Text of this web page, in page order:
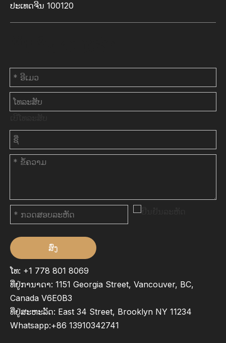
ປະ​ເທດ​ຈີນ 100120
ສົ່ງ
ໂທ: +1 778 801 8069
ທີ່ຢູ່ການາດາ: 1151 Georgia Street, Vancouver, BC,
Canada V6E0B3
ທີ່ຢູ່ສະຫະລັດ: East 34 Street, Brooklyn NY 11234
Whatsapp:+86 13910342741